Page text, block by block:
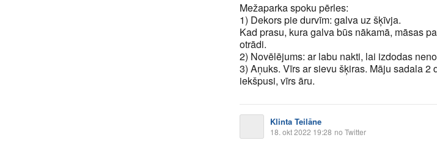
Mežaparka spoku pērles:
1) Dekors pie durvīm: galva uz šķīvja.
Kad prasu, kura galva būs nākamā, māsas
otrādi.
2) Novēlējums: ar labu nakti, lai izdodas
3) Aņuks. Vīrs ar sievu šķiras. Māju sadala 2
iekšpusi, vīrs āru.
Klinta Teilāne
18. okt 2022 19:28 no Twitter